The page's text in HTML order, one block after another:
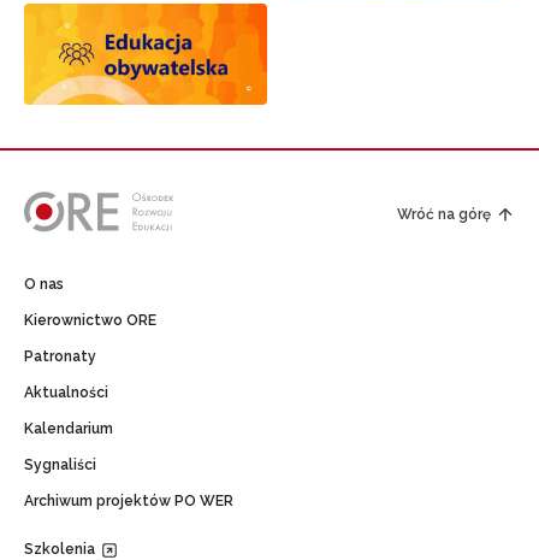
Wróć na górę
O nas
Kierownictwo ORE
Patronaty
Aktualności
Kalendarium
Sygnaliści
Archiwum projektów PO WER
Szkolenia